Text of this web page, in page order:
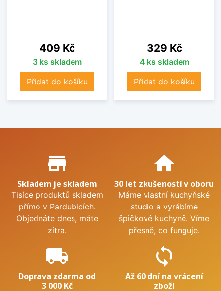
Cena
409 Kč
3 ks skladem
Přidat do košíku
Cena
329 Kč
4 ks skladem
Přidat do košíku
Proč nakupovat u nás?
store_mall_directory
Skladem je skladem
Tisíce produktů skladem
přímo v Pardubicích.
Objednáte dnes, máte
zítra.
home
30 let zkušeností v oboru
Máme vlastní kuchyňské
studio a vyrábíme
špičkové kuchyně. Víme
přesně, co funguje.
local_shipping
Doprava zdarma od
3 000 Kč
sync
Až 60 dní na vrácení
zboží